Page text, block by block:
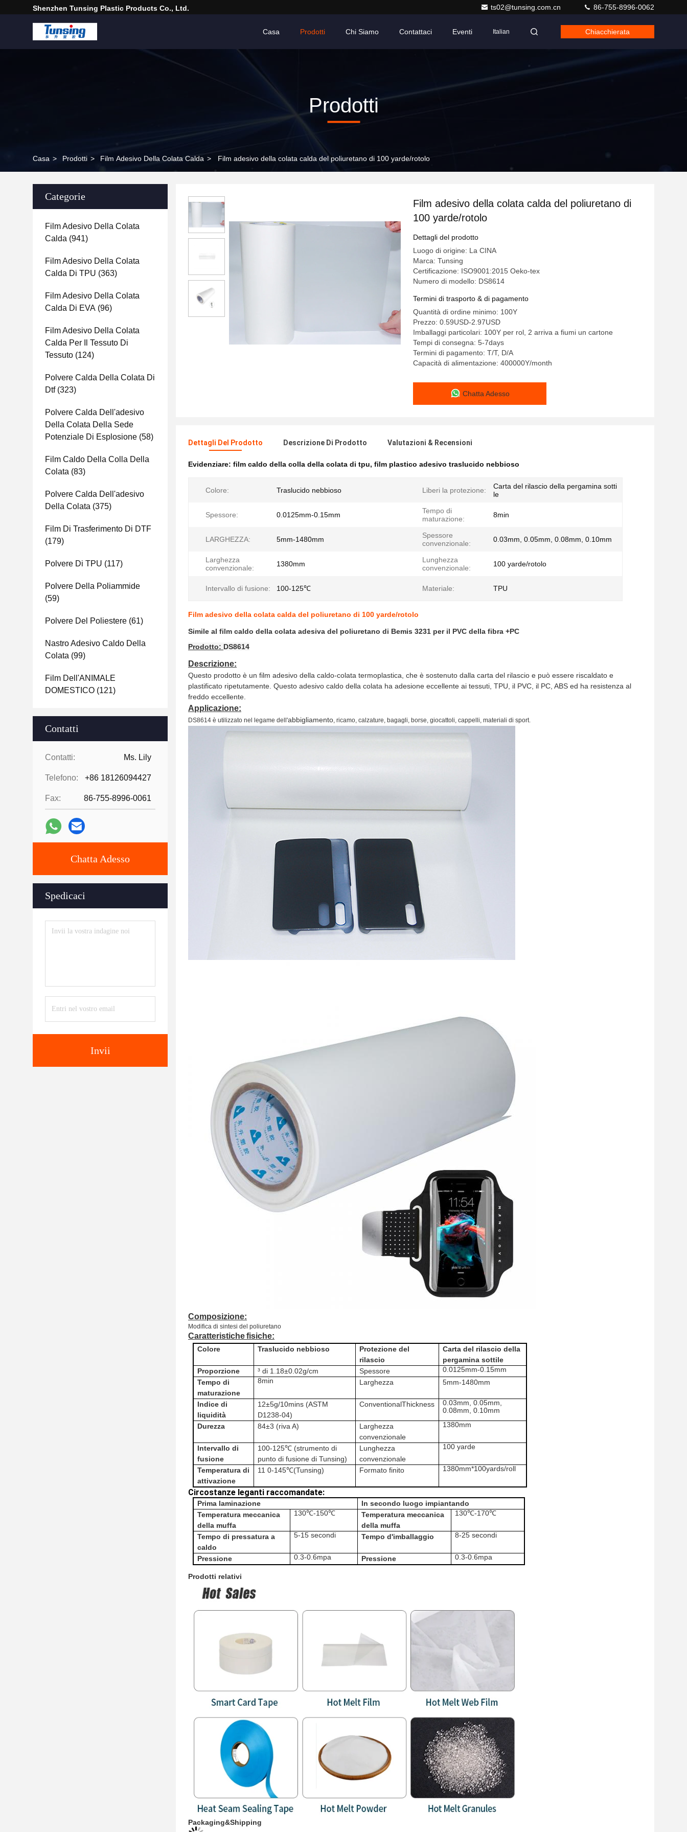
Shenzhen Tunsing Plastic Products Co., Ltd. ts02@tunsing.com.cn 86-755-8996-0062
Casa Prodotti Chi Siamo Contattaci Eventi Italian Chiacchierata
Prodotti
Casa > Prodotti > Film Adesivo Della Colata Calda > Film adesivo della colata calda del poliuretano di 100 yarde/rotolo
Categorie
Film Adesivo Della Colata
Calda (941)
Film Adesivo Della Colata
Calda Di TPU (363)
Film Adesivo Della Colata
Calda Di EVA (96)
Film Adesivo Della Colata
Calda Per Il Tessuto Di
Tessuto (124)
Polvere Calda Della Colata Di
Dtf(323)
Polvere Calda Dell'adesivo
Della Colata Della Sede
Potenziale Di Esplosione (58)
Film Caldo Della Colla Della
Colata (83)
Polvere Calda Dell'adesivo
Della Colata (375)
Film Di Trasferimento Di DTF
(179)
Polvere Di TPU (117)
Polvere Della Poliammide
(59)
Polvere Del Poliestere (61)
Nastro Adesivo Caldo Della
Colata (99)
Film Dell'ANIMALE
DOMESTICO (121)
Contatti
Contatti: Ms. Lily
Telefono: +86 18126094427
Fax: 86-755-8996-0061
Chatta Adesso
Spedicaci
Invii
Film adesivo della colata calda del poliuretano di
100 yarde/rotolo
Dettagli del prodotto
Luogo di origine: La CINA
Marca: Tunsing
Certificazione: ISO9001:2015 Oeko-tex
Numero di modello: DS8614
Termini di trasporto & di pagamento
Quantità di ordine minimo: 100Y
Prezzo: 0.59USD-2.97USD
Imballaggi particolari: 100Y per rol, 2 arriva a fiumi un cartone
Tempi di consegna: 5-7days
Termini di pagamento: T/T, D/A
Capacità di alimentazione: 400000Y/month
Chatta Adesso
Dettagli Del Prodotto Descrizione Di Prodotto Valutazioni & Recensioni
Evidenziare: film caldo della colla della colata di tpu, film plastico adesivo traslucido nebbioso
Colore: Traslucido nebbioso Liberi la protezione:
Carta del rilascio della pergamina sotti
le
Spessore: 0.0125mm-0.15mm
Tempo di
maturazione:
8min
LARGHEZZA: 5mm-1480mm
Spessore
convenzionale:
0.03mm, 0.05mm, 0.08mm, 0.10mm
Larghezza
convenzionale:
1380mm
Lunghezza
convenzionale:
100 yarde/rotolo
Intervallo di fusione: 100-125℃ Materiale: TPU
Film adesivo della colata calda del poliuretano di 100 yarde/rotolo
Simile al film caldo della colata adesiva del poliuretano di Bemis 3231 per il PVC della fibra +PC
Prodotto: DS8614
Descrizione:
Questo prodotto è un film adesivo della caldo-colata termoplastica, che è sostenuto dalla carta del rilascio e può essere riscaldato e
plastificato ripetutamente. Questo adesivo caldo della colata ha adesione eccellente ai tessuti, TPU, il PVC, il PC, ABS ed ha resistenza al
freddo eccellente.
Applicazione:
DS8614 è utilizzato nel legame dell'abbigliamento, ricamo, calzature, bagagli, borse, giocattoli, cappelli, materiali di sport.
Composizione:
Modifica di sintesi del poliuretano
Caratteristichefisiche:
Colore Traslucido nebbioso
Protezione del
rilascio
Carta del rilascio della
pergamina sottile
Proporzione
³ di 1.18±0.02g/cm Spessore
0.0125mm-0.15mm
Tempo di
maturazione
8min Larghezza 5mm-1480mm
Indice di
liquidità
12±5g/10mins (ASTM
D1238-04)
ConventionalThickness
0.03mm, 0.05mm,
0.08mm, 0.10mm
Durezza
84±3 (riva A)
Larghezza
convenzionale
1380mm
Intervallo di
fusione
100-125℃ (strumento di
punto di fusione di Tunsing)
Lunghezza
convenzionale
100 yarde
Temperatura di
attivazione
11 0-145℃(Tunsing) Formato finito 1380mm*100yards/roll
Circostanze leganti raccomandate:
Prima laminazione
In secondo luogo impiantando
Temperatura meccanica
della muffa
130℃-150℃
Temperatura meccanica
della muffa
130℃-170℃
Tempo di pressatura a
caldo
5-15 secondi Tempo d'imballaggio 8-25 secondi
Pressione 0.3-0.6mpa Pressione 0.3-0.6mpa
Prodotti relativi
Packaging&Shipping